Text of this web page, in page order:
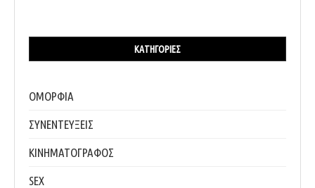
ΚΑΤΗΓΟΡΊΕΣ
ΟΜΟΡΦΙΑ
ΣΥΝΕΝΤΕΥΞΕΙΣ
ΚΙΝΗΜΑΤΟΓΡΑΦΟΣ
SEX